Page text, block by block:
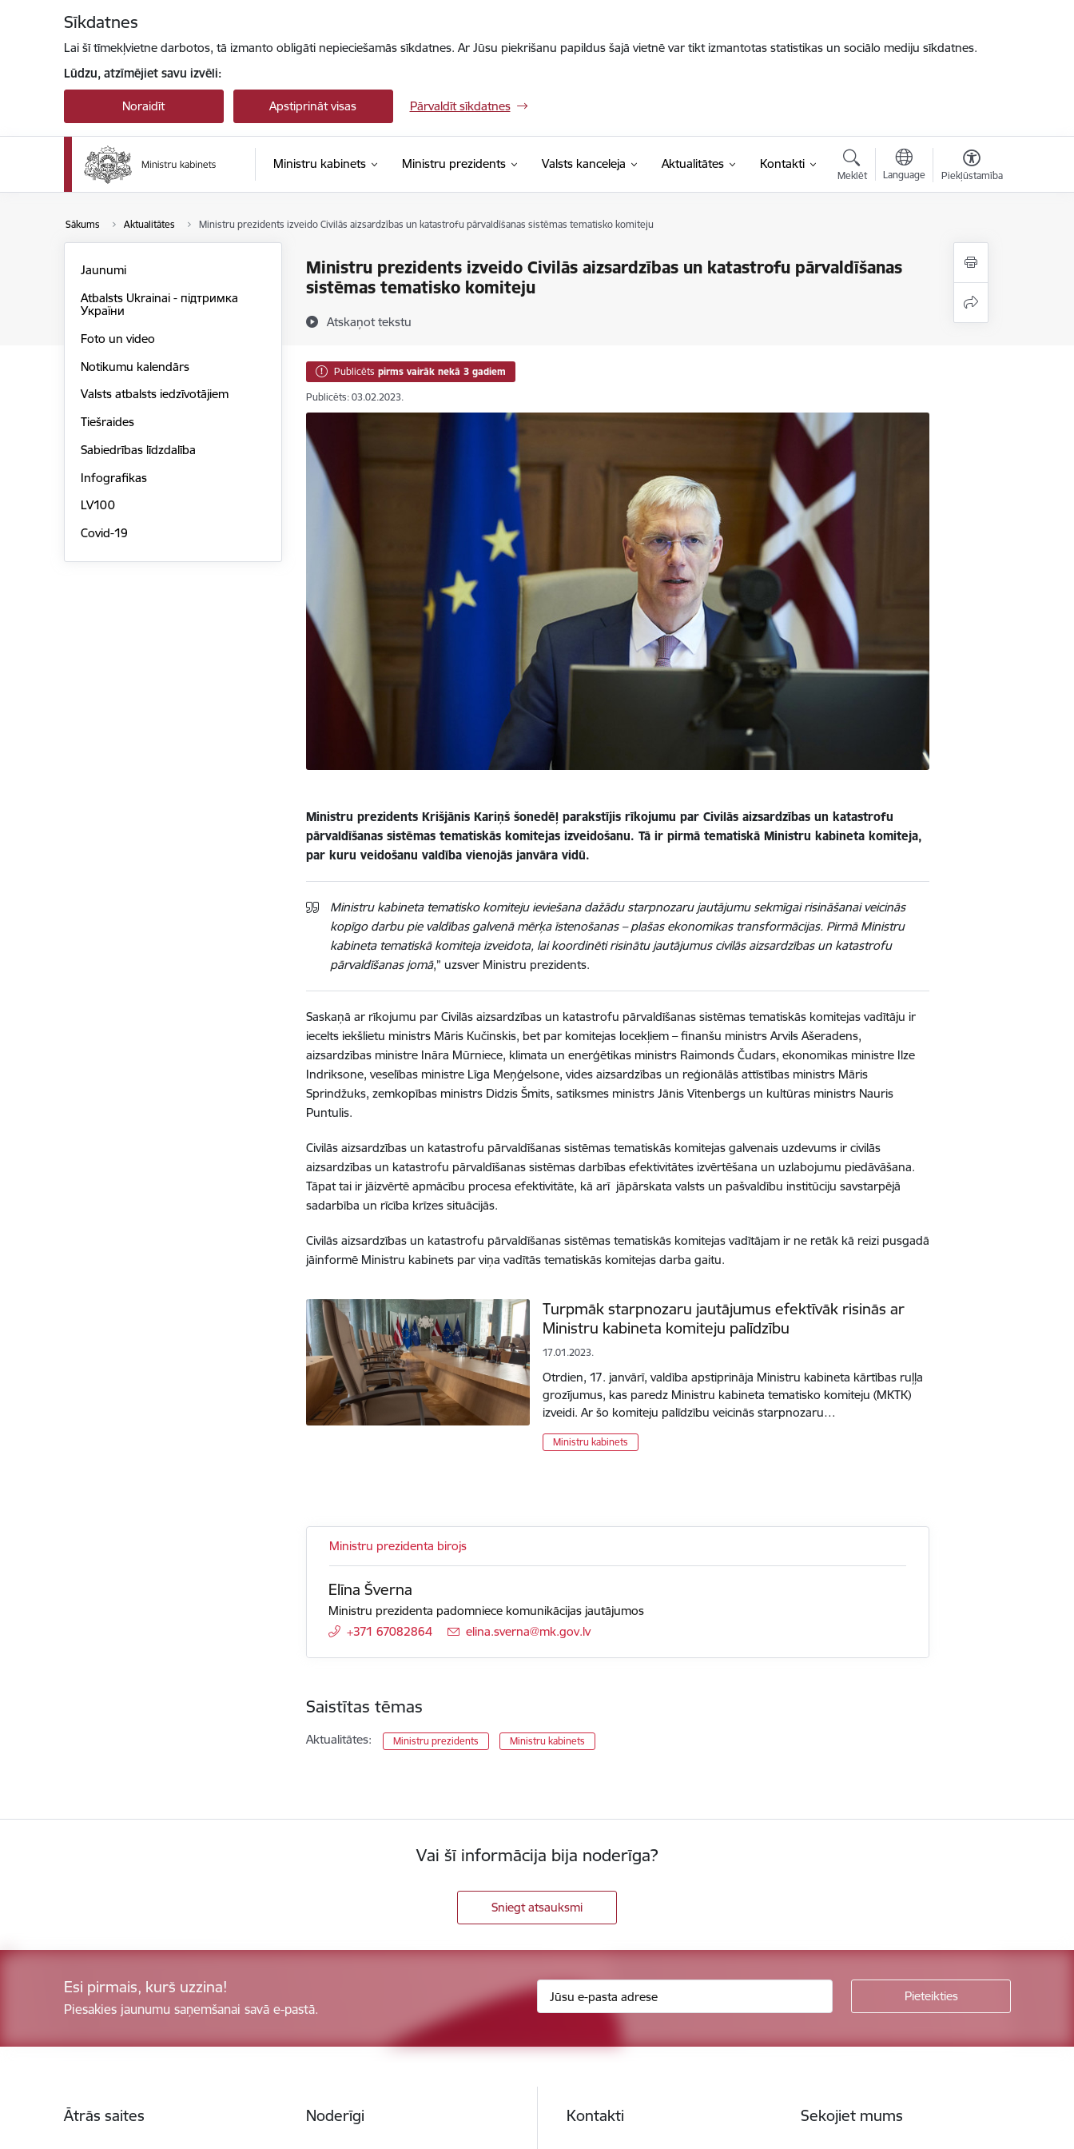
Sīkdatnes
Lai šī tīmekļvietne darbotos, tā izmanto obligāti nepieciešamās sīkdatnes. Ar Jūsu piekrišanu papildus šajā vietnē var tikt izmantotas statistikas un sociālo mediju sīkdatnes.
Lūdzu, atzīmējiet savu izvēli:
Noraidīt Apstiprināt visas Pārvaldīt sīkdatnes
Ministru kabinets Ministru prezidents Valsts kanceleja Aktualitātes Kontakti
Meklēt Language Piekļūstamība
Sākums Aktualitātes Ministru prezidents izveido Civilās aizsardzības un katastrofu pārvaldīšanas sistēmas tematisko komiteju
Ministru prezidents izveido Civilās aizsardzības un katastrofu pārvaldīšanas
sistēmas tematisko komiteju
Atskaņot tekstu
Jaunumi
Atbalsts Ukrainai - підтримка
України
Foto un video
Notikumu kalendārs
Valsts atbalsts iedzīvotājiem
Tiešraides
Sabiedrības līdzdalība
Infografikas
LV100
Covid-19
Publicēts pirms vairāk nekā 3 gadiem
Publicēts: 03.02.2023.
Ministru prezidents Krišjānis Kariņš šonedēļ parakstījis rīkojumu par Civilās aizsardzības un katastrofu
pārvaldīšanas sistēmas tematiskās komitejas izveidošanu. Tā ir pirmā tematiskā Ministru kabineta komiteja,
par kuru veidošanu valdība vienojās janvāra vidū.
Ministru kabineta tematisko komiteju ieviešana dažādu starpnozaru jautājumu sekmīgai risināšanai veicinās
kopīgo darbu pie valdības galvenā mērķa īstenošanas – plašas ekonomikas transformācijas. Pirmā Ministru
kabineta tematiskā komiteja izveidota, lai koordinēti risinātu jautājumus civilās aizsardzības un katastrofu
pārvaldīšanas jomā,” uzsver Ministru prezidents.
Saskaņā ar rīkojumu par Civilās aizsardzības un katastrofu pārvaldīšanas sistēmas tematiskās komitejas vadītāju ir
iecelts iekšlietu ministrs Māris Kučinskis, bet par komitejas locekļiem – finanšu ministrs Arvils Ašeradens,
aizsardzības ministre Ināra Mūrniece, klimata un enerģētikas ministrs Raimonds Čudars, ekonomikas ministre Ilze
Indriksone, veselības ministre Līga Meņģelsone, vides aizsardzības un reģionālās attīstības ministrs Māris
Sprindžuks, zemkopības ministrs Didzis Šmits, satiksmes ministrs Jānis Vitenbergs un kultūras ministrs Nauris
Puntulis.
Civilās aizsardzības un katastrofu pārvaldīšanas sistēmas tematiskās komitejas galvenais uzdevums ir civilās
aizsardzības un katastrofu pārvaldīšanas sistēmas darbības efektivitātes izvērtēšana un uzlabojumu piedāvāšana.
Tāpat tai ir jāizvērtē apmācību procesa efektivitāte, kā arī jāpārskata valsts un pašvaldību institūciju savstarpējā
sadarbība un rīcība krīzes situācijās.
Civilās aizsardzības un katastrofu pārvaldīšanas sistēmas tematiskās komitejas vadītājam ir ne retāk kā reizi pusgadā
jāinformē Ministru kabinets par viņa vadītās tematiskās komitejas darba gaitu.
Turpmāk starpnozaru jautājumus efektīvāk risinās ar
Ministru kabineta komiteju palīdzību
17.01.2023.
Otrdien, 17. janvārī, valdība apstiprināja Ministru kabineta kārtības ruļļa
grozījumus, kas paredz Ministru kabineta tematisko komiteju (MKTK)
izveidi. Ar šo komiteju palīdzību veicinās starpnozaru…
Ministru kabinets
Ministru prezidenta birojs
Elīna Šverna
Ministru prezidenta padomniece komunikācijas jautājumos
+371 67082864
E-pasts:
elina.sverna@mk.gov.lv
Saistītas tēmas
Aktualitātes: Ministru prezidents Ministru kabinets
Vai šī informācija bija noderīga?
Sniegt atsauksmi
Esi pirmais, kurš uzzina!
Piesakies jaunumu saņemšanai savā e-pastā.
Ātrās saites Noderīgi Kontakti Sekojiet mums